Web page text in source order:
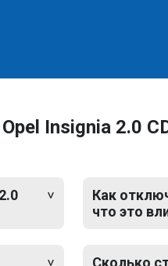
Insignia 2.0
Как
что это
Сколько